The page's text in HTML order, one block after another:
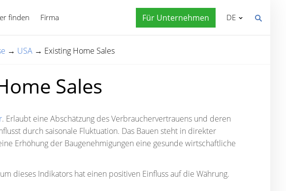
finden Firma Für Unternehmen DE
→ USA → Existing Home Sales
Sales
. Erlaubt eine Abschätzung des Verbrauchervertrauens und deren
durch saisonale Fluktuation. Das Bauen steht in direkter
Erhöhung der Baugenehmigungen eine gesunde wirtschaftliche
dieses Indikators hat einen positiven Einfluss auf die Währung.